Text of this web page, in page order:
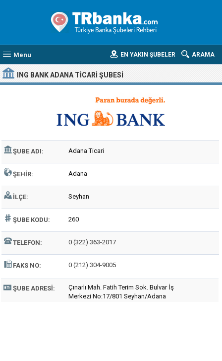
Menu ARAMA
EN YAKIN ŞUBELER
ING BANK ADANA TICARI ŞUBESI
ŞUBE ADI: Adana Ticari
ŞEHIR: Adana
İLÇE: Seyhan
ŞUBE KODU: 260
TELEFON: 0 (322) 363-2017
FAKS NO: 0 (212) 304-9005
ŞUBE ADRESI:
Çınarlı Mah. Fatih Terim Sok. Bulvar İş
Merkezi No:17/801 Seyhan/Adana